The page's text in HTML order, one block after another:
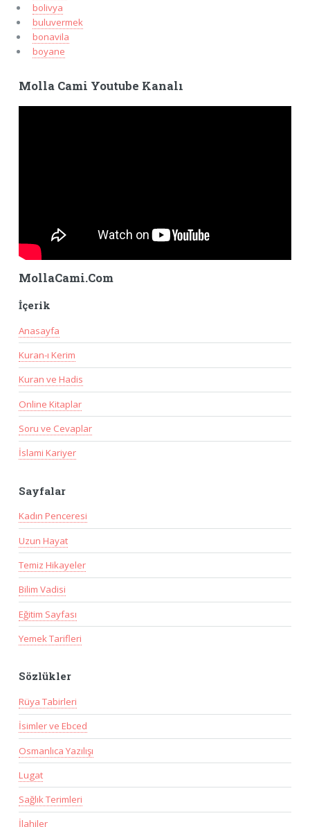
bolivya
buluvermek
bonavila
boyane
Molla Cami Youtube Kanalı
MollaCami.Com
İçerik
Anasayfa
Kuran-ı Kerim
Kuran ve Hadis
Online Kitaplar
Soru ve Cevaplar
İslami Kariyer
Sayfalar
Kadın Penceresi
Uzun Hayat
Temiz Hikayeler
Bilim Vadisi
Eğitim Sayfası
Yemek Tarifleri
Sözlükler
Rüya Tabirleri
İsimler ve Ebced
Osmanlıca Yazılışı
Lugat
Sağlık Terimleri
İlahiler